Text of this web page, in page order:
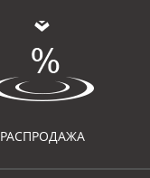
РАСПРОДАЖА